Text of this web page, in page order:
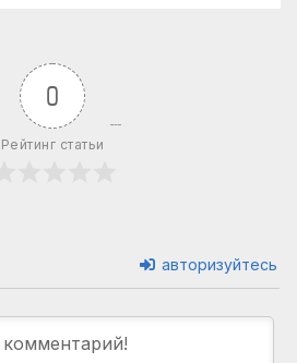
0
Рейтинг статьи
авторизуйтесь